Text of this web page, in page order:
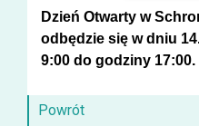
Dzień Otwarty w
odbędzie się w dniu
9:00 do godziny 17:00.
Powrót